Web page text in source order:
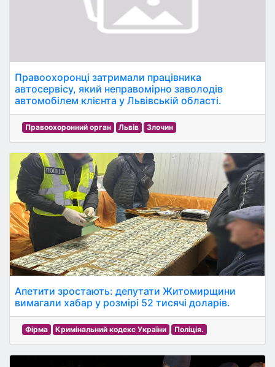
Правоохоронці затримали працівника
автосервісу, який неправомірно заволодів
автомобілем клієнта у Львівській області.
Правоохоронний орган Львів Злочин
Апетити зростають: депутати Житомирщини
вимагали хабар у розмірі 52 тисячі доларів.
Фірма Кримінальний кодекс України Поліція.